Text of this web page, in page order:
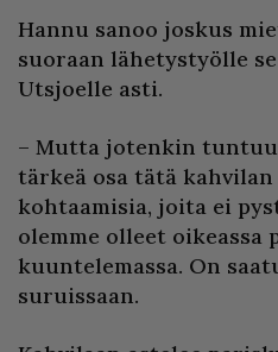
Hannu sanoo joskus
suoraan lähetystyölle
Utsjoelle asti.
– Mutta jotenkin
tärkeä osa tätä
kohtaamisia, joita ei
olemme olleet oikeassa
kuuntelemassa. On
suruissaan.